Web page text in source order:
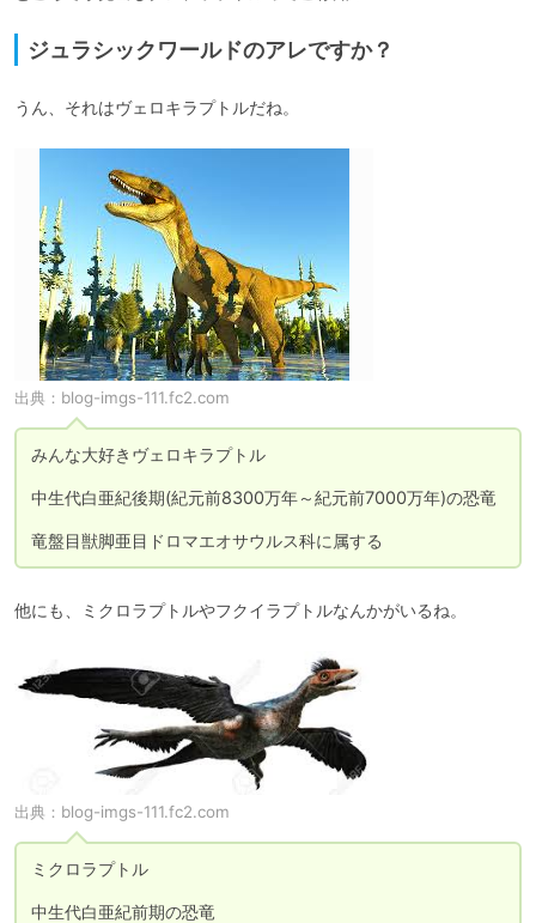
ジュラシックワールドのアレですか？
うん、それはヴェロキラプトルだね。
出典： blog-imgs-111.fc2.com
みんな大好きヴェロキラプトル
中生代白亜紀後期(紀元前8300万年～紀元前7000万年)の恐竜
竜盤目獣脚亜目ドロマエオサウルス科に属する
他にも、ミクロラプトルやフクイラプトルなんかがいるね。
出典： blog-imgs-111.fc2.com
ミクロラプトル
中生代白亜紀前期の恐竜